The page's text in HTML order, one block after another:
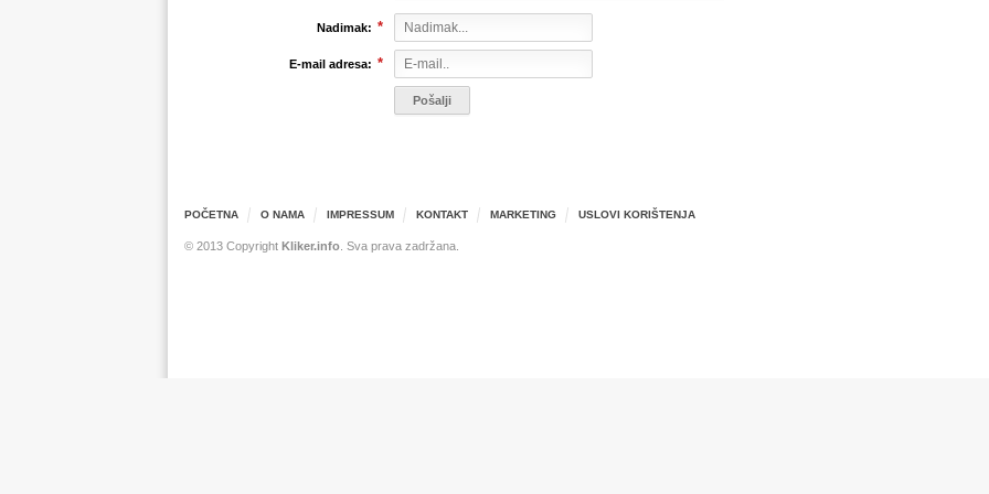
Nadimak: *
E-mail adresa: *
POČETNA O NAMA IMPRESSUM KONTAKT MARKETING USLOVI KORIŠTENJA
© 2013 Copyright Kliker.info . Sva prava zadržana.